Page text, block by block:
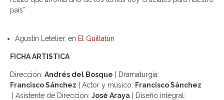
país”
Agustín Letelier, en El Guillatún
FICHA ARTISTICA
Dirección: Andrés del Bosque
Dramaturgia:
Francisco Sánchez
Actor y músico: Francisco Sánchez
| Asistente de Dirección: José Araya | Diseño integral: